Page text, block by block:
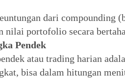
dari compounding
nilai portofolio secara
Pendek
atau trading harian
bisa dalam hitungan